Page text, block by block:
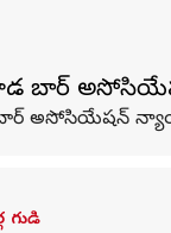
బార్
అసోసియేషన్
గుడి